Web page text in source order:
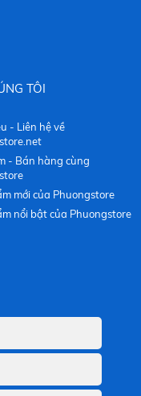
TÔI
- Liên hệ về
- Bán hàng cùng
mới của Phuongstore
nổi bật của Phuongstore